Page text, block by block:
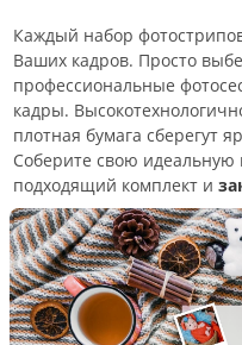
Каждый набор
Ваших кадров. Просто
профессиональные
кадры.
плотная бумага сберегут
Соберите свою
подходящий комплект и